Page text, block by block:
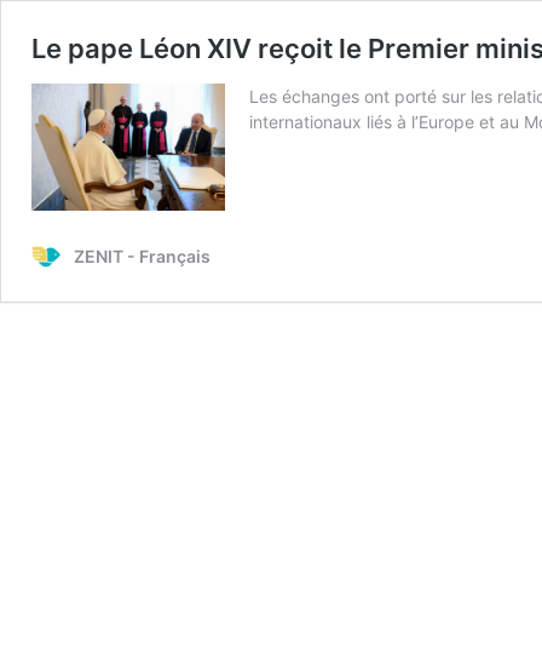
Le pape Léon XIV reçoit le Premier
Les échanges ont porté sur les
internationaux liés à l’Europe et au
ZENIT - Français